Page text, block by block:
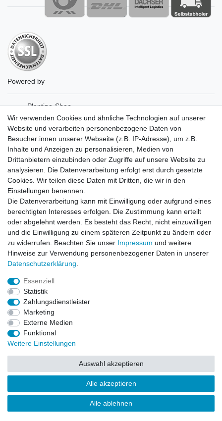
Powered by
Plentino-Shop
gAGaLamp
Drohnenstore24
Cardanlight-Shop
Batteriespeicher
PlentiSolar
Gebrauchtlicht
Ledkauf
DEYESOLAR
Lightech Connect
CardanLight Europe
FORTIMO LEDs
LED-RETROSHOP
MeinUSB
Barrierefreiheitserklärung
© Copyright 2026 | Alle Rechte vorbehalten.
Wir verwenden Cookies und ähnliche Technologien auf unserer
Website und verarbeiten personenbezogene Daten von
Besucher:innen unserer Webseite (z.B. IP-Adresse), um z.B.
Inhalte und Anzeigen zu personalisieren, Medien von
Drittanbietern einzubinden oder Zugriffe auf unsere Website zu
analysieren. Die Datenverarbeitung erfolgt erst durch gesetzte
Cookies. Wir teilen diese Daten mit Dritten, die wir in den
Einstellungen benennen.
Die Datenverarbeitung kann mit Einwilligung oder aufgrund eines
berechtigten Interesses erfolgen. Die Zustimmung kann erteilt
oder abgelehnt werden. Es besteht das Recht, nicht einzuwilligen
und die Einwilligung zu einem späteren Zeitpunkt zu ändern oder
zu widerrufen. Beachten Sie unser Impressum und weitere
Hinweise zur Verwendung personenbezogener Daten in unserer
Daten­schutz­erklärung
Essenziell
Statistik
Zahlungsdienstleister
Marketing
Externe Medien
Funktional
Weitere Einstellungen
Alle akzeptieren
Alle ablehnen
Auswahl akzeptieren